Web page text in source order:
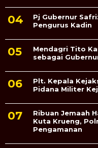
Pj Gubernur
Pengurus Kadin
Mendagri Tito
sebagai
Plt. Kepala
Pidana Militer
Ribuan Jemaah
Kuta Krueng,
Pengamanan